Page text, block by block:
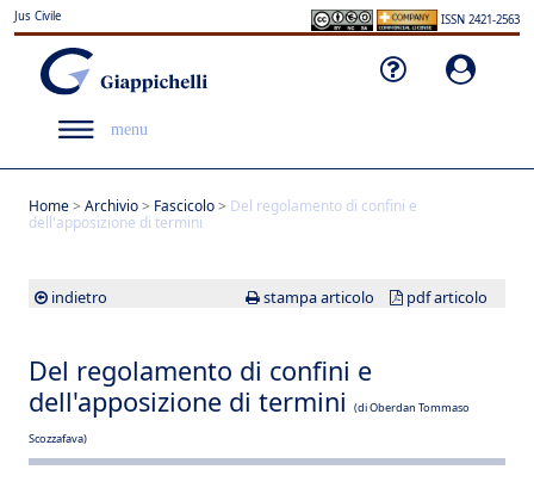
Jus Civile ISSN 2421-2563
menu
Home> Archivio> Fascicolo> Del regolamento di confini e
dell'apposizione di termini
indietro stampa articolo pdf articolo
Del regolamento di confini e
dell'apposizione di termini
(di Oberdan Tommaso
Scozzafava)